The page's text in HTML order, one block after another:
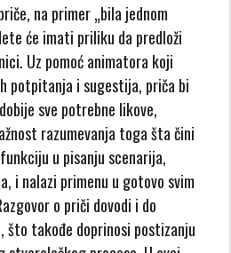
na primer „bila jednom
će imati priliku da predloži
Uz pomoć animatora koji
potpitanja i sugestija, priča bi
sve potrebne likove,
razumevanja toga šta čini
u pisanju scenarija,
i nalazi primenu u gotovo svim
o priči dovodi i do
što takođe doprinosi postizanju